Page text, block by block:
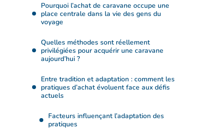
Pourquoi l’achat de caravane occupe une
place centrale dans la vie des gens du
voyage
Quelles méthodes sont réellement
privilégiées pour acquérir une caravane
aujourd’hui ?
Entre tradition et adaptation : comment les
pratiques d’achat évoluent face aux défis
actuels
Facteurs influençant l’adaptation des
pratiques